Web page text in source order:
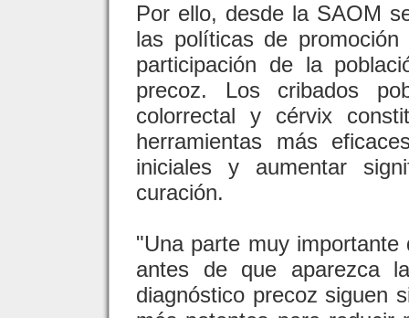
Por ello, desde la SAOM
las políticas de
participación de la
precoz. Los cribados
colorrectal y cérvix
herramientas más
iniciales y aumentar
curación.
"Una parte muy
antes de que aparezca
diagnóstico precoz siguen